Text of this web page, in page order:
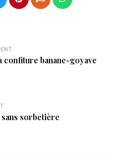
o
confiture banane-goyave
sorbetière